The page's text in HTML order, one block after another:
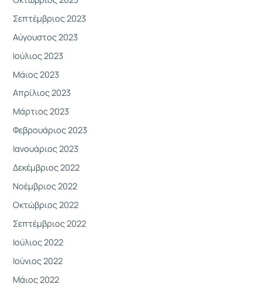
Σεπτέμβριος 2023
Αύγουστος 2023
Ιούλιος 2023
Μάιος 2023
Απρίλιος 2023
Μάρτιος 2023
Φεβρουάριος 2023
Ιανουάριος 2023
Δεκέμβριος 2022
Νοέμβριος 2022
Οκτώβριος 2022
Σεπτέμβριος 2022
Ιούλιος 2022
Ιούνιος 2022
Μάιος 2022